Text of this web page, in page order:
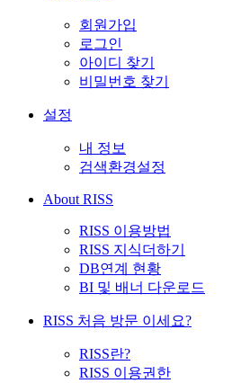
회원가입
로그인
아이디 찾기
비밀번호 찾기
설정
내 정보
검색환경설정
About RISS
RISS 이용방법
RISS 지식더하기
DB연계 현황
BI 및 배너 다운로드
RISS 처음 방문 이세요?
RISS란?
RISS 이용권한